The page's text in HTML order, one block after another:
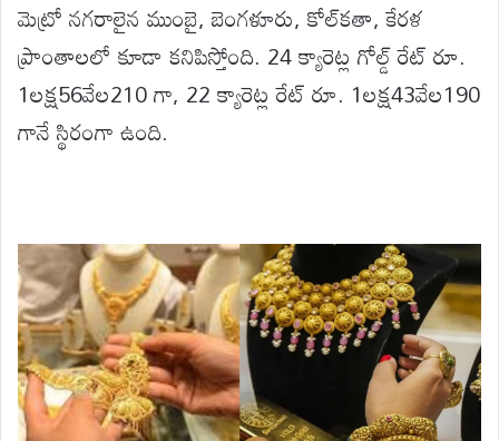
మెట్రో నగరాలైన ముంబై, బెంగళూరు, కోల్‌కతా, కేరళ
ప్రాంతాలలో కూడా కనిపిస్తోంది. 24 క్యారెట్ల గోల్డ్ రేట్ రూ.
1లక్ష56వేల210 గా, 22 క్యారెట్ల రేట్ రూ. 1లక్ష43వేల190
గానే స్థిరంగా ఉంది.